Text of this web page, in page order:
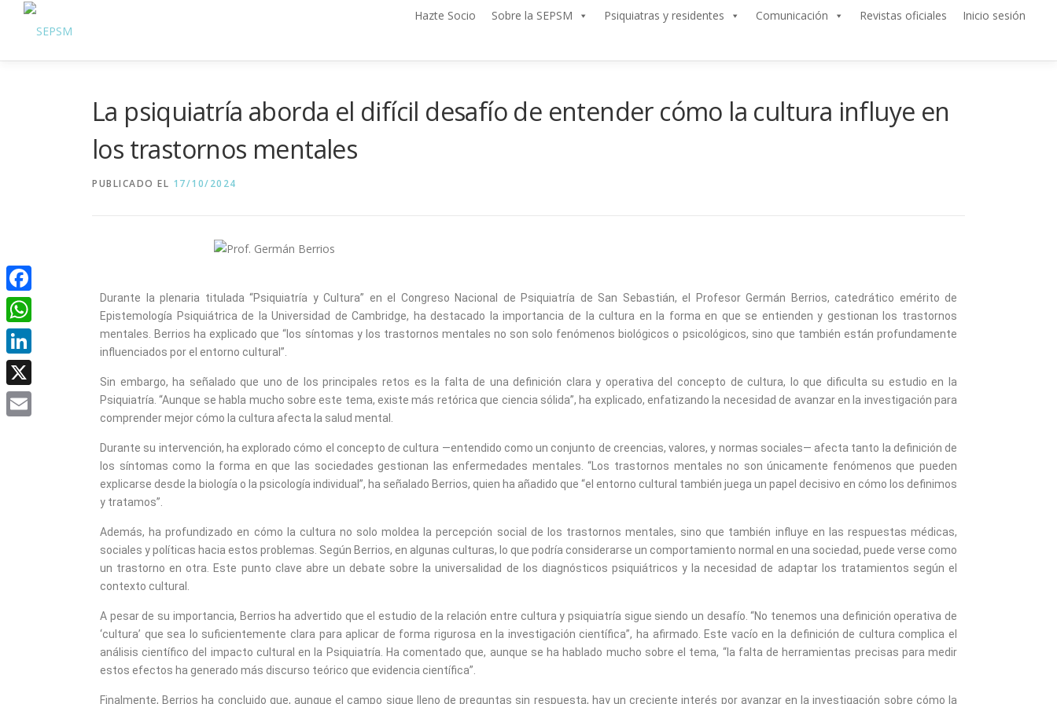
Hazte Socio Sobre la SEPSM Psiquiatras y residentes Comunicación Revistas oficiales Inicio sesión
La psiquiatría aborda el difícil desafío de entender cómo la cultura influye en
los trastornos mentales
PUBLICADO EL 17/10/2024
Durante la plenaria titulada “Psiquiatría y Cultura” en el Congreso Nacional de Psiquiatría de San Sebastián, el Profesor Germán Berrios, catedrático emérito de
Epistemología Psiquiátrica de la Universidad de Cambridge, ha destacado la importancia de la cultura en la forma en que se entienden y gestionan los trastornos
mentales. Berrios ha explicado que “los síntomas y los trastornos mentales no son solo fenómenos biológicos o psicológicos, sino que también están profundamente
influenciados por el entorno cultural”.
Sin embargo, ha señalado que uno de los principales retos es la falta de una definición clara y operativa del concepto de cultura, lo que dificulta su estudio en la
Psiquiatría. “Aunque se habla mucho sobre este tema, existe más retórica que ciencia sólida”, ha explicado, enfatizando la necesidad de avanzar en la investigación para
comprender mejor cómo la cultura afecta la salud mental.
Durante su intervención, ha explorado cómo el concepto de cultura —entendido como un conjunto de creencias, valores, y normas sociales— afecta tanto la definición de
los síntomas como la forma en que las sociedades gestionan las enfermedades mentales. “Los trastornos mentales no son únicamente fenómenos que pueden
explicarse desde la biología o la psicología individual”, ha señalado Berrios, quien ha añadido que “el entorno cultural también juega un papel decisivo en cómo los definimos
y tratamos”.
Además, ha profundizado en cómo la cultura no solo moldea la percepción social de los trastornos mentales, sino que también influye en las respuestas médicas,
sociales y políticas hacia estos problemas. Según Berrios, en algunas culturas, lo que podría considerarse un comportamiento normal en una sociedad, puede verse como
un trastorno en otra. Este punto clave abre un debate sobre la universalidad de los diagnósticos psiquiátricos y la necesidad de adaptar los tratamientos según el
contexto cultural.
A pesar de su importancia, Berrios ha advertido que el estudio de la relación entre cultura y psiquiatría sigue siendo un desafío. “No tenemos una definición operativa de
‘cultura’ que sea lo suficientemente clara para aplicar de forma rigurosa en la investigación científica”, ha afirmado. Este vacío en la definición de cultura complica el
análisis científico del impacto cultural en la Psiquiatría. Ha comentado que, aunque se ha hablado mucho sobre el tema, “la falta de herramientas precisas para medir
estos efectos ha generado más discurso teórico que evidencia científica”.
Finalmente, Berrios ha concluido que, aunque el campo sigue lleno de preguntas sin respuesta, hay un creciente interés por avanzar en la investigación sobre cómo la
Facebook
WhatsApp
LinkedIn
X